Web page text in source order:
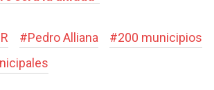
#Pedro Alliana #200 municipios